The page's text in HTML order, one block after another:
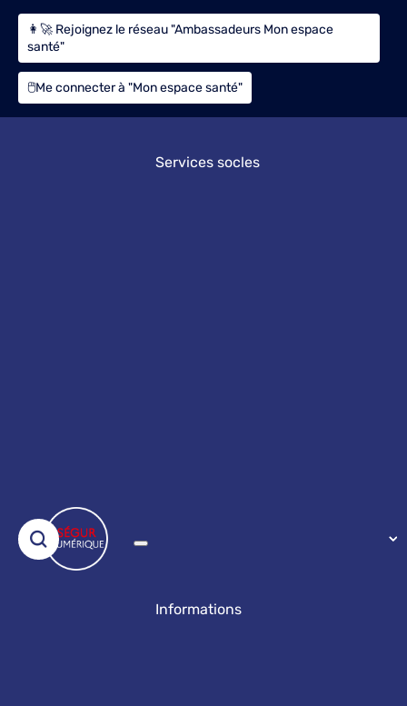
👩‍🚀 Rejoignez le réseau "Ambassadeurs Mon espace
santé"
🖱️Me connecter à "Mon espace santé"
Services socles
Informations